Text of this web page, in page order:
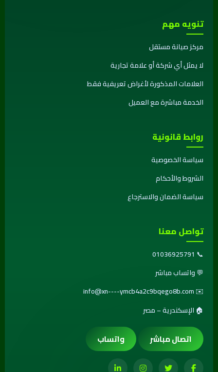
تنويه مهم
مركز صيانة مستقل
لا يمثل أي شركة أو علامة تجارية
العلامات المذكورة لأغراض تعريفية فقط
الخدمة مباشرة مع العميل
روابط قانونية
سياسة الخصوصية
الشروط والأحكام
سياسة الضمان والاسترجاع
تواصل معنا
📞
01036925791
💬واتساب مباشر
✉️
info@xn----ymcb4a2c9bqego8b.com
🏠 الإسكندرية – مصر
اتصال مباشر واتساب